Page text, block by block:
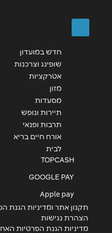
חדש במועדון
שופינג וצרכנות
אטרקציות
מזון
מסעדות
תיירות ונופש
תרבות ופנאי
אורח חיים בריא
לבית
TOPCASH
GOOGLE PAY
Apple pay
תקנון אתר ומדיניות הגנת
הצהרת נגישות
מדיניות הגנת הפרטיות